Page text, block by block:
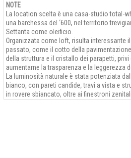
NOTE
La location scelta è una casa-studio total-
una barchessa del ‘600, nel territorio
Settanta come oleificio.
Organizzata come loft, risulta interessante
passato, come il cotto della
della struttura e il cristallo dei parapetti,
aumentarne la trasparenza e la leggerezza
La luminosità naturale è stata potenziata
bianco, con pareti candide, travi a vista e
in rovere sbiancato, oltre ai finestroni